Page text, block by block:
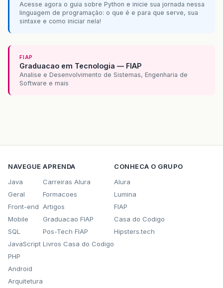
Acesse agora o guia sobre Python e inicie sua jornada nessa
linguagem de programação: o que é e para que serve, sua
sintaxe e como iniciar nela!
FIAP
Graduacao em Tecnologia — FIAP
Analise e Desenvolvimento de Sistemas, Engenharia de
Software e mais
NAVEGUE
Java
Geral
Front-end
Mobile
SQL
JavaScript
PHP
Android
Arquitetura
APRENDA
Carreiras Alura
Formacoes
Artigos
Graduacao FIAP
Pos-Tech FIAP
Livros Casa do Codigo
CONHECA O GRUPO
Alura
Lumina
FIAP
Casa do Codigo
Hipsters.tech